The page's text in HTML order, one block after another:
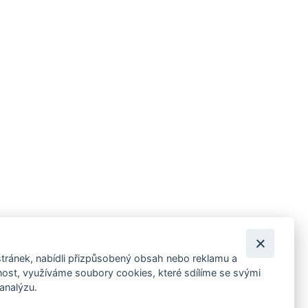
pozvánky na kulturní a sportovní akce?
nabídli přizpůsobený obsah nebo reklamu a
využíváme soubory cookies, které sdílíme se svými